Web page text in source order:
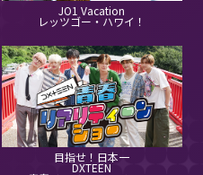
JO1 Vacation
レッツゴー・ハワイ！
目指せ！日本一
DXTEEN